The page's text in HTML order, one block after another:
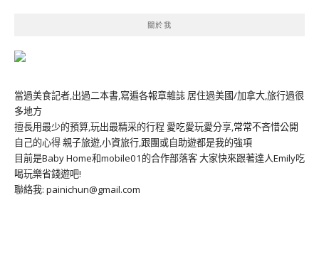
關於我
當過美食記者,出過二本書,寫遍各報章雜誌 居住過美國/加拿大,旅行過很
多地方
擅長用最少的預算,玩出最精采的行程 愛吃愛玩愛分享,常常不吝惜公開
自己的心得 親子旅遊,小資旅行,跟團或自助遊都是我的強項
目前是Baby Home和mobile01的合作部落客 大家快來跟著達人Emily吃
喝玩樂省錢遊吧!
聯絡我: painichun@gmail.com